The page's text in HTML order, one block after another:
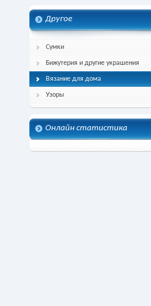
Другое
Сумки
Бижутерия и другие украшения
Вязание для дома
Узоры
Онлайн статистика